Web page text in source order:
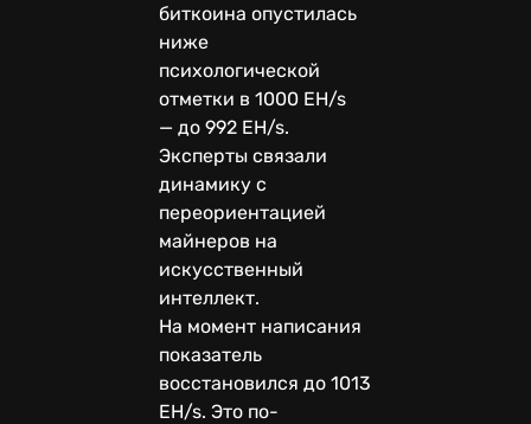
биткоина опустилась
ниже
психологической
отметки в 1000 EH/s
— до 992 EH/s.
Эксперты связали
динамику с
переориентацией
майнеров на
искусственный
интеллект.
На момент написания
показатель
восстановился до 1013
EH/s. Это по-